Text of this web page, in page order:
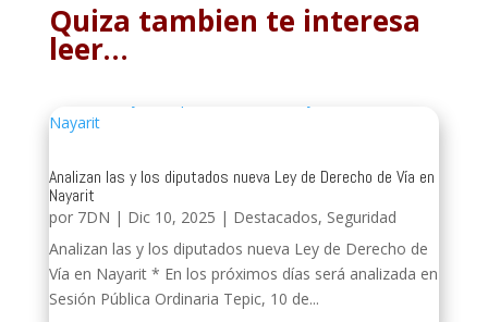
Quiza tambien te interesa
leer…
Analizan las y los diputados nueva Ley de Derecho de Vía en
Nayarit
por 7DN | Dic 10, 2025 | Destacados, Seguridad
Analizan las y los diputados nueva Ley de Derecho de
Vía en Nayarit * En los próximos días será analizada en
Sesión Pública Ordinaria Tepic, 10 de...